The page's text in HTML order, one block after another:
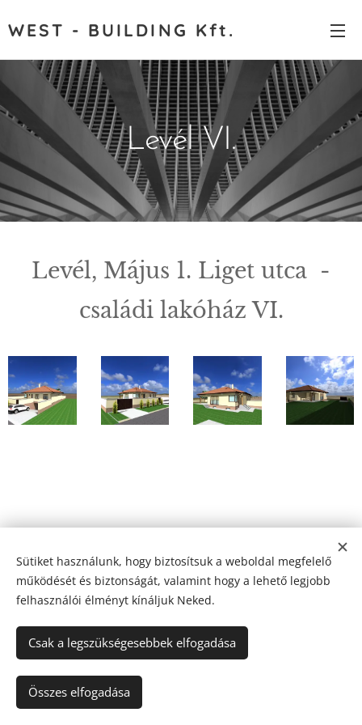
WEST - BUILDING Kft.
Levél VI.
Levél, Május 1. Liget utca -
családi lakóház VI.
Felelősségű Társaság, Székhely: 9221 Levél Vasút u.9.
Cg. 08-09-021370, Cégbíróság: Győri Törvényszék
Az oldalt a
Sütiket használunk, hogy biztosítsuk a weboldal megfelelő
működését és biztonságát, valamint hogy a lehető legjobb
felhasználói élményt kínáljuk Neked.
Csak a legszükségesebbek elfogadása
Összes elfogadása